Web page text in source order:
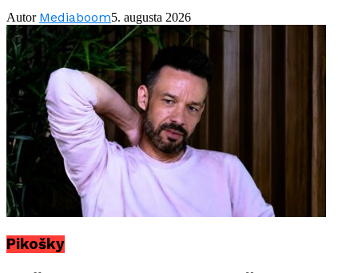
Autor Mediaboom5. augusta 2026
Pikošky